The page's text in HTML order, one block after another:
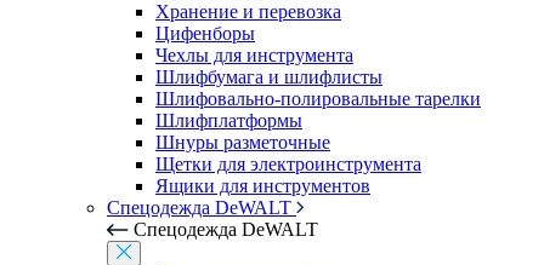
Хранение и перевозка
Цифенборы
Чехлы для инструмента
Шлифбумага и шлифлисты
Шлифовально-полировальные тарелки
Шлифплатформы
Шнуры разметочные
Щетки для электроинструмента
Ящики для инструментов
Спецодежда DeWALT
Спецодежда DeWALT